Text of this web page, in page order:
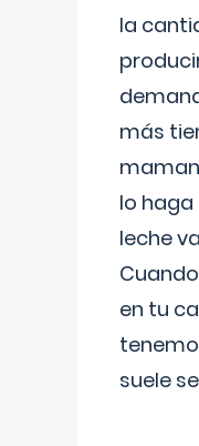
la
más
lo
leche
en tu
suele